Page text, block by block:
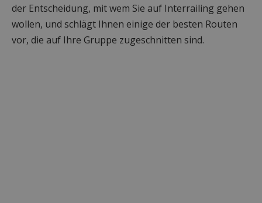
der Entscheidung, mit wem Sie auf Interrailing gehen
wollen, und schlägt Ihnen einige der besten Routen
vor, die auf Ihre Gruppe zugeschnitten sind.